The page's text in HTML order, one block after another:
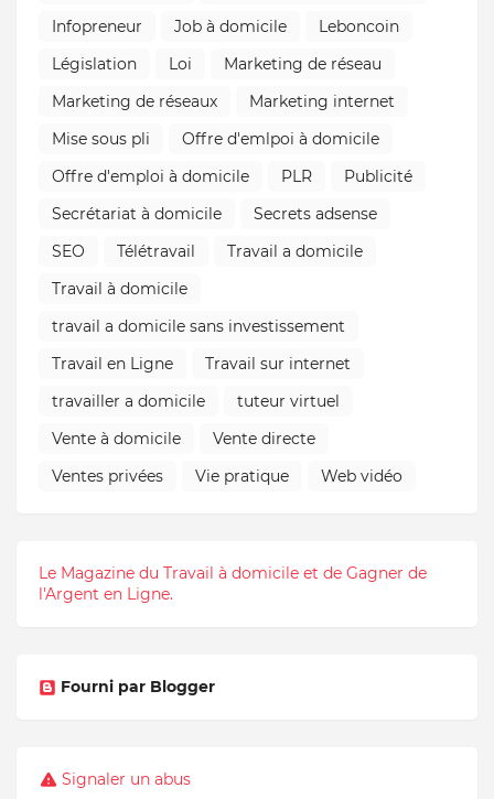
Infopreneur
Job à domicile
Leboncoin
Législation
Loi
Marketing de réseau
Marketing de réseaux
Marketing internet
Mise sous pli
Offre d'emlpoi à domicile
Offre d'emploi à domicile
PLR
Publicité
Secrétariat à domicile
Secrets adsense
SEO
Télétravail
Travail a domicile
Travail à domicile
travail a domicile sans investissement
Travail en Ligne
Travail sur internet
travailler a domicile
tuteur virtuel
Vente à domicile
Vente directe
Ventes privées
Vie pratique Web vidéo
Le Magazine du Travail à domicile et de Gagner de
l'Argent en Ligne.
Fourni par Blogger
Signaler un abus